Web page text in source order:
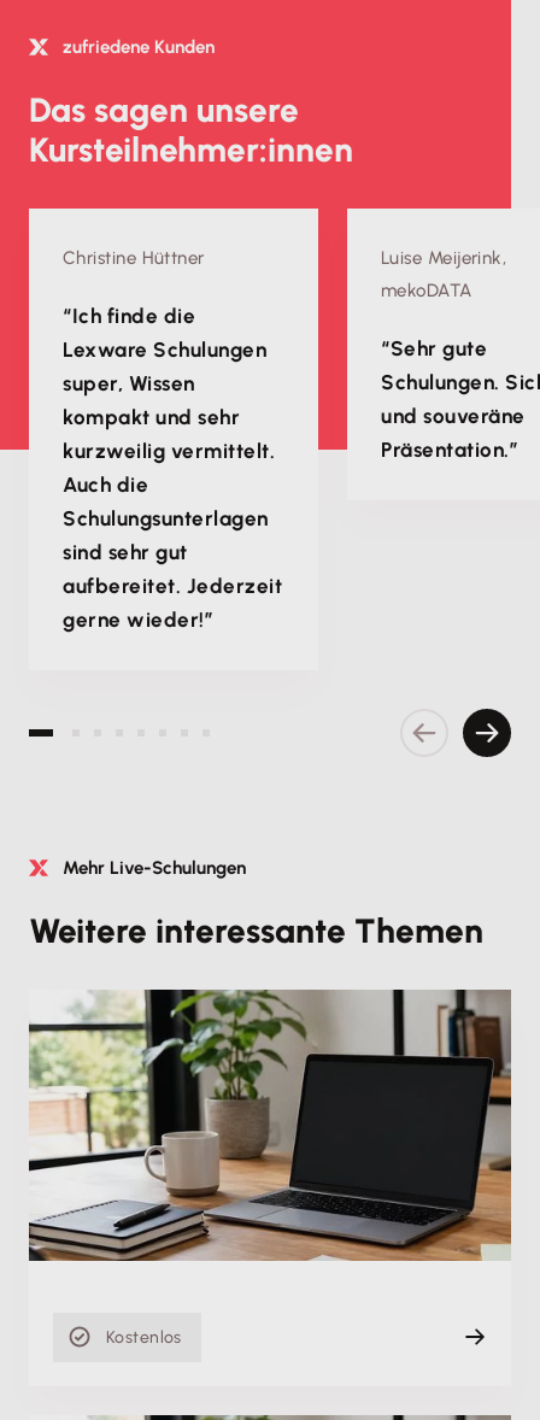
zufriedene Kunden
Das sagen unsere
Kursteilnehmer:innen
Christine Hüttner
“Ich finde die
Lexware Schulungen
super, Wissen
kompakt und sehr
kurzweilig vermittelt.
Auch die
Schulungsunterlagen
sind sehr gut
aufbereitet. Jederzeit
gerne wieder!”
Luise Meijerink,
mekoDATA
“Sehr gute
Schulungen.
und souveräne
Präsentation.”
Vorherige
Mehr Live-Schulungen
Weitere interessante Themen
Produktschulung
Kontenaktualisierung in Lexware
buchhaltung/plus
Mi. 01.10.2025
Aufzeichnung
19 min
Kostenlos